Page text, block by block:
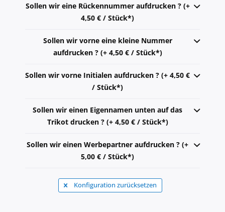
Sollen wir eine Rückennummer aufdrucken ? (+
4,50 € / Stück*)
Sollen wir vorne eine kleine Nummer
aufdrucken ? (+ 4,50 € / Stück*)
Sollen wir vorne Initialen aufdrucken ? (+ 4,50 €
/ Stück*)
Sollen wir einen Eigennamen unten auf das
Trikot drucken ? (+ 4,50 € / Stück*)
Sollen wir einen Werbepartner aufdrucken ? (+
5,00 € / Stück*)
Konfiguration zurücksetzen